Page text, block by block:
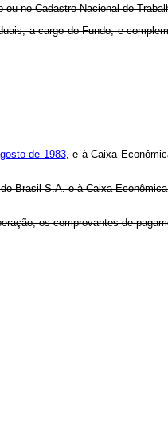
no Cadastro Nacional do
a cargo do Fundo, e
de 1983, e à Caixa
Brasil S.A. e à Caixa
os comprovantes de